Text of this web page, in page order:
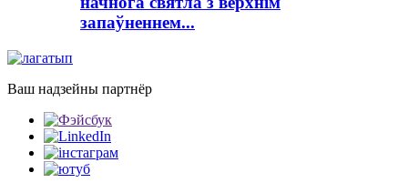
запаўненнем...
Ваш надзейны партнёр